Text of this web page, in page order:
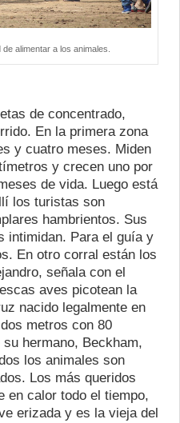
alimentar a los animales.
de concentrado,
En la primera zona
y cuatro meses. Miden
y crecen uno por
de vida. Luego está
los turistas son
hambrientos. Sus
intimidan. Para el guía y
En otro corral están los
señala con el
aves picotean la
nacido legalmente en
metros con 80
hermano, Beckham,
los animales son
Los más queridos
en calor todo el tiempo,
erizada y es la vieja del